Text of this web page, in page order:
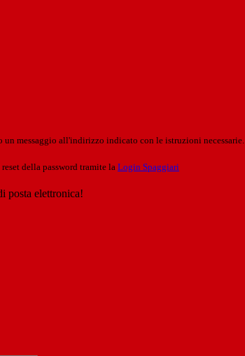
un messaggio all'indirizzo indicato con le istruzioni necessarie.
della password tramite la Login Spaggiari
posta elettronica!